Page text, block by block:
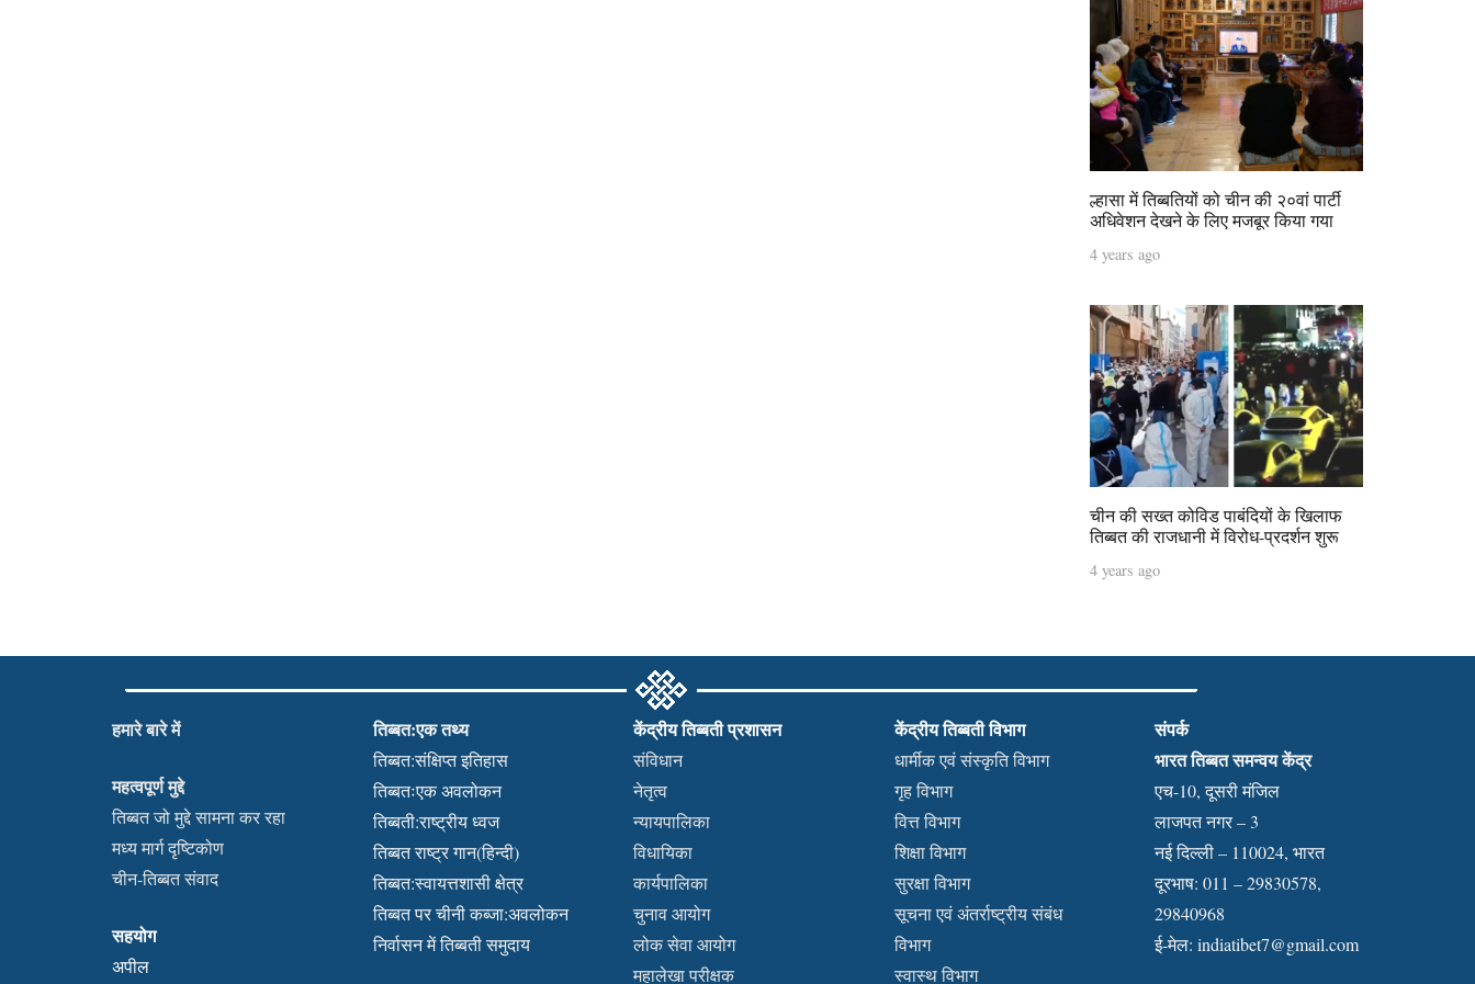
ल्हासा में तिब्बतियों को चीन की २०वां पार्टी
अधिवेशन देखने के लिए मजबूर किया गया
4 years ago
चीन की सख्त कोविड पाबंदियों के खिलाफ
तिब्बत की राजधानी में विरोध-प्रदर्शन शुरू
4 years ago
हमारे बारे में
महत्वपूर्ण मुद्दे
तिब्बत जो मुद्दे सामना कर रहा
मध्य मार्ग दृष्टिकोण
चीन-तिब्बत संवाद
सहयोग
अपील
तिब्बत:एक तथ्य
तिब्बत:संक्षिप्त इतिहास
तिब्बतःएक अवलोकन
तिब्बती:राष्ट्रीय ध्वज
तिब्बत राष्ट्र गान(हिन्दी)
तिब्बत:स्वायत्तशासी क्षेत्र
तिब्बत पर चीनी कब्जा:अवलोकन
निर्वासन में तिब्बती समुदाय
केंद्रीय तिब्बती प्रशासन
संविधान
नेतृत्व
न्यायपालिका
विधायिका
कार्यपालिका
चुनाव आयोग
लोक सेवा आयोग
महालेखा परीक्षक
केंद्रीय तिब्बती विभाग
धार्मीक एवं संस्कृति विभाग
गृह विभाग
वित्त विभाग
शिक्षा विभाग
सुरक्षा विभाग
सूचना एवं अंतर्राष्ट्रीय संबंध
विभाग
स्वास्थ विभाग
संपर्क
भारत तिब्बत समन्वय केंद्र
एच-10, दूसरी मंजिल
लाजपत नगर – 3
नई दिल्ली – 110024, भारत
दूरभाष: 011 – 29830578,
29840968
ई-मेल:indiatibet7@gmail.com